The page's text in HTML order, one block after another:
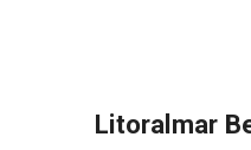
Litoralmar